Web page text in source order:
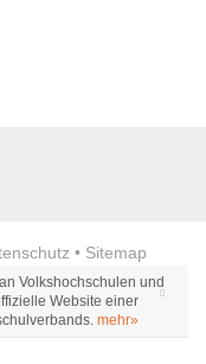
• Sitemap
Volkshochschulen und
Website einer
mehr»